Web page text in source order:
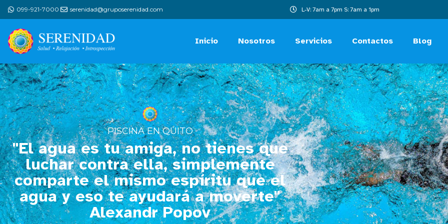
099-921-7000 serenidad@gruposerenidad.com L-V: 7am a 7pm S: 7am a 1pm
Inicio Nosotros Servicios Contactos Blog
PISCINA EN QUITO
"El agua es tu amiga, no tienes que
luchar contra ella, simplemente
comparte el mismo espíritu que el
agua y eso te ayudará a moverte"
Alexandr Popov